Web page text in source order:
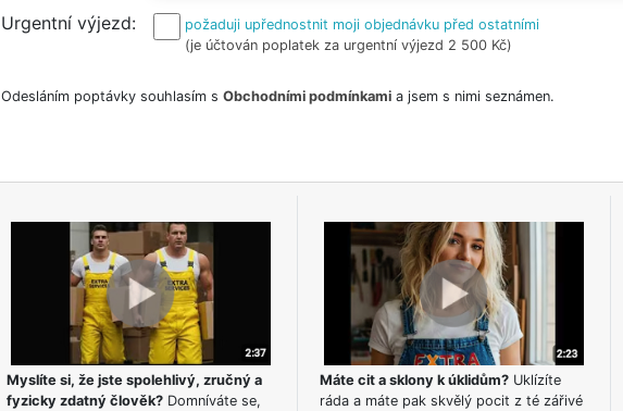
Urgentní výjezd
požaduji upřednostnit moji objednávku před ostatními
(je účtován poplatek za urgentní výjezd 2 500 Kč)
Odesláním poptávky souhlasím s Obchodními podmínkamia jsem s nimi seznámen.
Myslíte si, že jste spolehlivý, zručný a
fyzicky zdatný člověk?Domníváte se,
Máte cit a sklony k úklidům?Uklízíte
ráda a máte pak skvělý pocit z té zářivé